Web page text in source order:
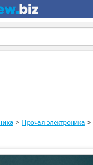
Прочая электроника